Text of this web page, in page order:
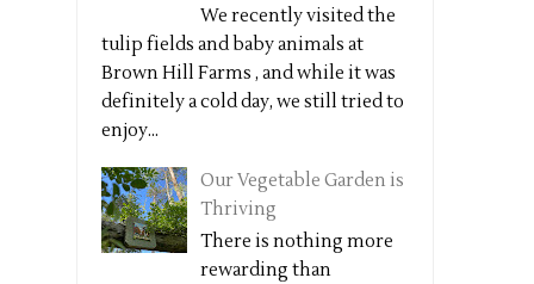
We recently visited the
tulip fields and baby animals at
Brown Hill Farms , and while it was
definitely a cold day, we still tried to
enjoy...
Our Vegetable Garden is
Thriving
There is nothing more
rewarding than